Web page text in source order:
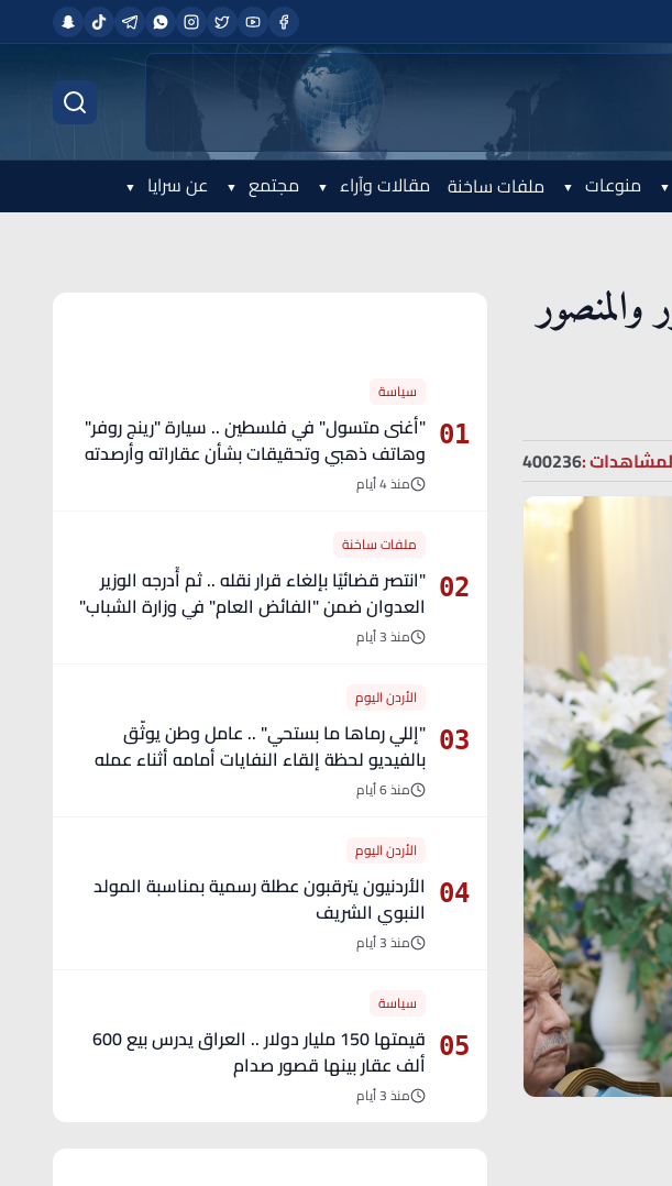
منوعات ملفات ساخنة مقالات وآراء مجتمع عن سرايا
:
400236
01
سياسة
"أغنى متسول" في فلسطين .. سيارة "رينج روفر"
وهاتف ذهبي وتحقيقات بشأن عقاراته وأرصدته
منذ 4 أيام
02
ملفات ساخنة
"انتصر قضائيًا بإلغاء قرار نقله .. ثم أُدرجه الوزير
العدوان ضمن "الفائض العام" في وزارة الشباب"
- تفاصيل
منذ 3 أيام
03
الأردن اليوم
"إللي رماها ما بستحي" .. عامل وطن يوثّق
بالفيديو لحظة إلقاء النفايات أمامه أثناء عمله
منذ 6 أيام
04
الأردن اليوم
الأردنيون يترقبون عطلة رسمية بمناسبة المولد
النبوي الشريف
منذ 3 أيام
05
سياسة
قيمتها 150 مليار دولار .. العراق يدرس بيع 600
ألف عقار بينها قصور صدام
منذ 3 أيام